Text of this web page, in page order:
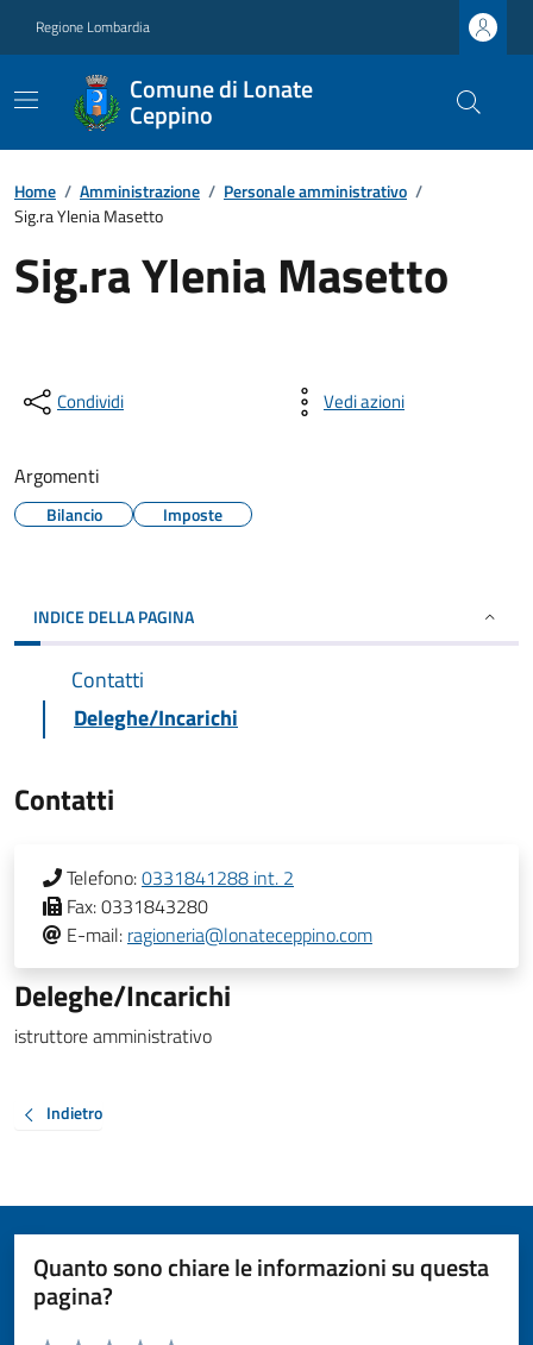
Regione Lombardia
Comune di Lonate
Ceppino
Home / Amministrazione / Personale amministrativo /
Sig.ra Ylenia Masetto
Sig.ra Ylenia Masetto
Condividi Vedi azioni
Argomenti
Bilancio Imposte
INDICE DELLA PAGINA
Contatti
Deleghe/Incarichi
Contatti
Telefono:0331841288 int. 2
Fax:0331843280
E-mail: ragioneria@lonateceppino.com
Deleghe/Incarichi
istruttore amministrativo
Indietro
Quanto sono chiare le informazioni su questa
pagina?